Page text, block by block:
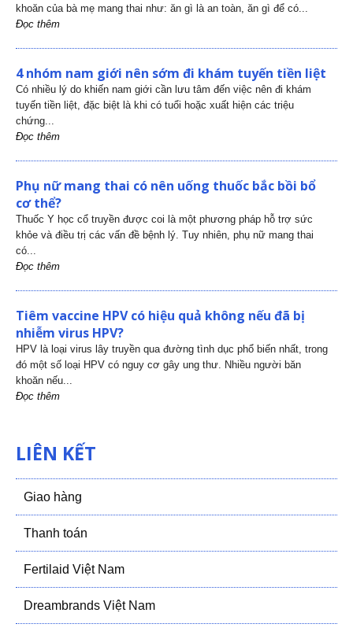
khoăn của bà mẹ mang thai như: ăn gì là an toàn, ăn gì để có...
Đọc thêm
4 nhóm nam giới nên sớm đi khám tuyến tiền liệt
Có nhiều lý do khiến nam giới cần lưu tâm đến việc nên đi khám
tuyến tiền liệt, đặc biệt là khi có tuổi hoặc xuất hiện các triệu
chứng...
Đọc thêm
Phụ nữ mang thai có nên uống thuốc bắc bồi bổ
cơ thể?
Thuốc Y học cổ truyền được coi là một phương pháp hỗ trợ sức
khỏe và điều trị các vấn đề bệnh lý. Tuy nhiên, phụ nữ mang thai
có...
Đọc thêm
Tiêm vaccine HPV có hiệu quả không nếu đã bị
nhiễm virus HPV?
HPV là loại virus lây truyền qua đường tình dục phổ biến nhất, trong
đó một số loại HPV có nguy cơ gây ung thư. Nhiều người băn
khoăn nếu...
Đọc thêm
LIÊN KẾT
Giao hàng
Thanh toán
Fertilaid Việt Nam
Dreambrands Việt Nam